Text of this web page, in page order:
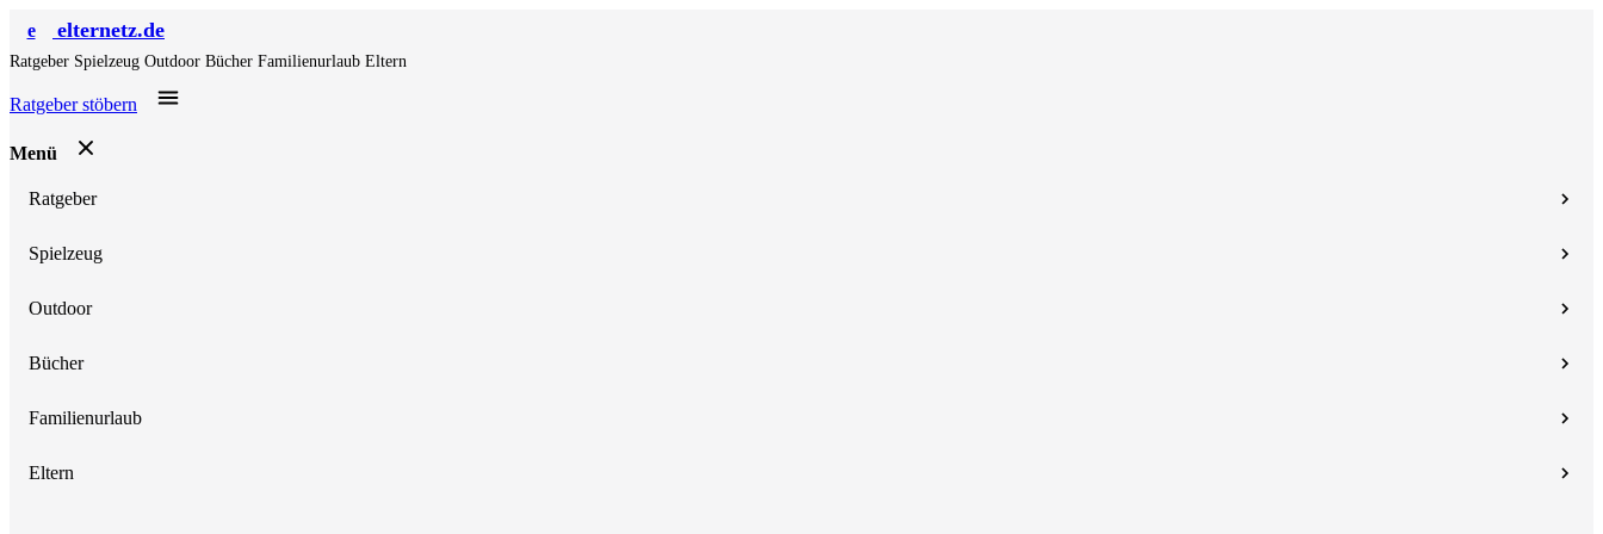
e elternetz.de
Ratgeber Spielzeug Outdoor Bücher Familienurlaub Eltern
Ratgeber stöbern
Menü
Ratgeber
Spielzeug
Outdoor
Bücher
Familienurlaub
Eltern